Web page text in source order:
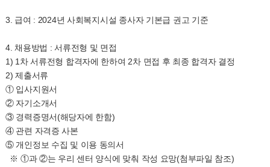
3. 급여 : 2024년 사회복지시설 종사자 기본급 권고 기준
4. 채용방법 : 서류전형 및 면접
1) 1차 서류전형 합격자에 한하여 2차 면접 후 최종 합격자 결정
2) 제출서류
① 입사지원서
② 자기소개서
③ 경력증명서(해당자에 한함)
④ 관련 자격증 사본
⑤ 개인정보 수집 및 이용 동의서
※ ①과 ②는 우리 센터 양식에 맞춰 작성 요망(첨부파일 참조)